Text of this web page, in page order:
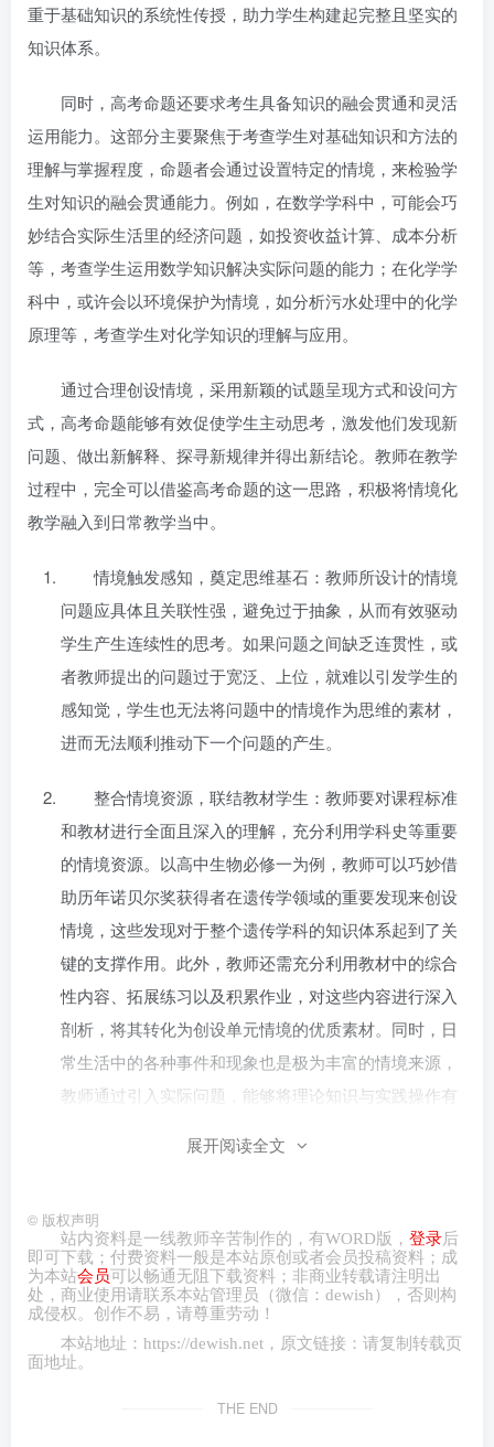
重于基础知识的系统性传授，助力学生构建起完整且坚实的
知识体系。
同时，高考命题还要求考生具备知识的融会贯通和灵活
运用能力。这部分主要聚焦于考查学生对基础知识和方法的
理解与掌握程度，命题者会通过设置特定的情境，来检验学
生对知识的融会贯通能力。例如，在数学学科中，可能会巧
妙结合实际生活里的经济问题，如投资收益计算、成本分析
等，考查学生运用数学知识解决实际问题的能力；在化学学
科中，或许会以环境保护为情境，如分析污水处理中的化学
原理等，考查学生对化学知识的理解与应用。
通过合理创设情境，采用新颖的试题呈现方式和设问方
式，高考命题能够有效促使学生主动思考，激发他们发现新
问题、做出新解释、探寻新规律并得出新结论。教师在教学
过程中，完全可以借鉴高考命题的这一思路，积极将情境化
教学融入到日常教学当中。
情境触发感知，奠定思维基石：教师所设计的情境
问题应具体且关联性强，避免过于抽象，从而有效驱动
学生产生连续性的思考。如果问题之间缺乏连贯性，或
者教师提出的问题过于宽泛、上位，就难以引发学生的
感知觉，学生也无法将问题中的情境作为思维的素材，
进而无法顺利推动下一个问题的产生。
整合情境资源，联结教材学生：教师要对课程标准
和教材进行全面且深入的理解，充分利用学科史等重要
的情境资源。以高中生物必修一为例，教师可以巧妙借
助历年诺贝尔奖获得者在遗传学领域的重要发现来创设
情境，这些发现对于整个遗传学科的知识体系起到了关
键的支撑作用。此外，教师还需充分利用教材中的综合
性内容、拓展练习以及积累作业，对这些内容进行深入
剖析，将其转化为创设单元情境的优质素材。同时，日
常生活中的各种事件和现象也是极为丰富的情境来源，
教师通过引入实际问题，能够将理论知识与实践操作有
题链来设计整体情境，通过问题将情境紧密关联起来。
例如，在 “生物对环境的适应性” 这一单元概念下，教师
可以基于记忆理解、理解运用和评价创造这三个学习环
节，精心设计问题链，引导学生逐步深入学习。
学生而创设，它应该是师生共同参与的平台。因此，情
展开阅读全文
© 版权声明
站内资料是一线教师辛苦制作的，有WORD版， 登录后
即可下载；付费资料一般是本站原创或者会员投稿资料；成
为本站会员可以畅通无阻下载资料；非商业转载请注明出
处，商业使用请联系本站管理员（微信： dewish ），否则构
成侵权。创作不易，请尊重劳动！
本站地址： https://dewish.net ，原文链接：请复制转载页
面地址。
THE END